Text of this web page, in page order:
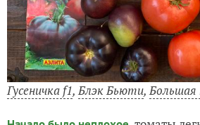
Гусеничка f1, Блэк Бьюти, Большая